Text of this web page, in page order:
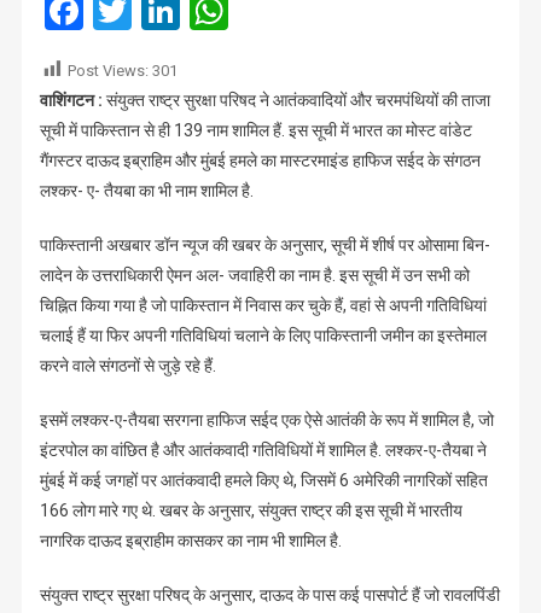
जारी
किया
दाऊद,
पाकिस्तान
से
ही
139
Facebook
TwitterLinkedIn
WhatsApp
Post Views: 301
वाशिंगटन : संयुक्त राष्ट्र सुरक्षा परिषद ने आतंकवादियों और चरमपंथियों की ताजा
सूची में पाकिस्तान से ही 139 नाम शामिल हैं. इस सूची में भारत का मोस्ट वांडेट
गैंगस्टर दाऊद इब्राहिम और मुंबई हमले का मास्टरमाइंड हाफिज सईद के संगठन
लश्कर- ए- तैयबा का भी नाम शामिल है.
पाकिस्तानी अखबार डॉन न्यूज की खबर के अनुसार, सूची में शीर्ष पर ओसामा बिन-
लादेन के उत्तराधिकारी ऐमन अल- जवाहिरी का नाम है. इस सूची में उन सभी को
चिह्नित किया गया है जो पाकिस्तान में निवास कर चुके हैं, वहां से अपनी गतिविधियां
चलाई हैं या फिर अपनी गतिविधियां चलाने के लिए पाकिस्तानी जमीन का इस्तेमाल
करने वाले संगठनों से जुड़े रहे हैं.
इसमें लश्कर-ए-तैयबा सरगना हाफिज सईद एक ऐसे आतंकी के रूप में शामिल है, जो
इंटरपोल का वांछित है और आतंकवादी गतिविधियों में शामिल है. लश्कर-ए-तैयबा ने
मुंबई में कई जगहों पर आतंकवादी हमले किए थे, जिसमें 6 अमेरिकी नागरिकों सहित
166 लोग मारे गए थे. खबर के अनुसार, संयुक्त राष्ट्र की इस सूची में भारतीय
नागरिक दाऊद इब्राहीम कासकर का नाम भी शामिल है.
संयुक्त राष्ट्र सुरक्षा परिषद् के अनुसार, दाऊद के पास कई पासपोर्ट हैं जो रावलपिंडी